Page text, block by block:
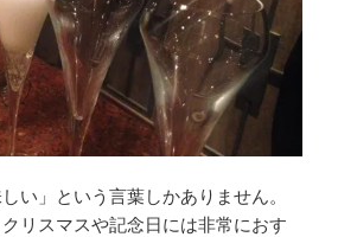
い」という言葉しかありません。
リスマスや記念日には非常におす